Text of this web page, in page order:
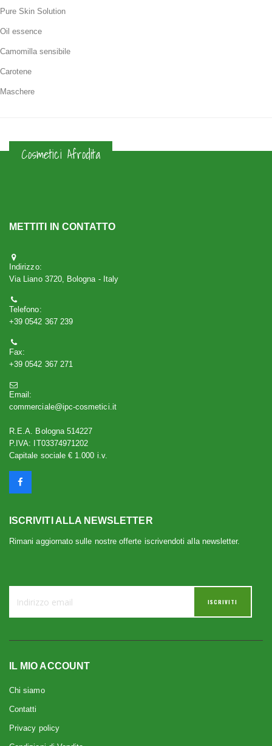
Pure Skin Solution
Oil essence
Camomilla sensibile
Carotene
Maschere
Cosmetici Afrodita
METTITI IN CONTATTO
Indirizzo:
Via Liano 3720, Bologna - Italy
Telefono:
+39 0542 367 239
Fax:
+39 0542 367 271
Email:
commerciale@ipc-cosmetici.it
R.E.A. Bologna 514227
P.IVA: IT03374971202
Capitale sociale € 1.000 i.v.
ISCRIVITI ALLA NEWSLETTER
Rimani aggiornato sulle nostre offerte iscrivendoti alla newsletter.
ISCRIVITI
IL MIO ACCOUNT
Chi siamo
Contatti
Privacy policy